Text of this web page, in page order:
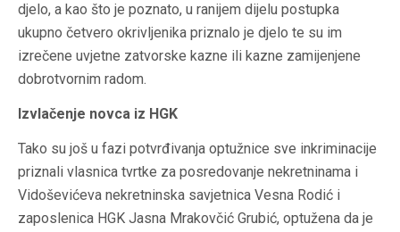
djelo, a kao što je poznato, u ranijem dijelu postupka
ukupno četvero okrivljenika priznalo je djelo te su im
izrečene uvjetne zatvorske kazne ili kazne zamijenjene
dobrotvornim radom.
Izvlačenje novca iz HGK
Tako su još u fazi potvrđivanja optužnice sve inkriminacije
priznali vlasnica tvrtke za posredovanje nekretninama i
Vidoševićeva nekretninska savjetnica Vesna Rodić i
zaposlenica HGK Jasna Mrakovčić Grubić, optužena da je